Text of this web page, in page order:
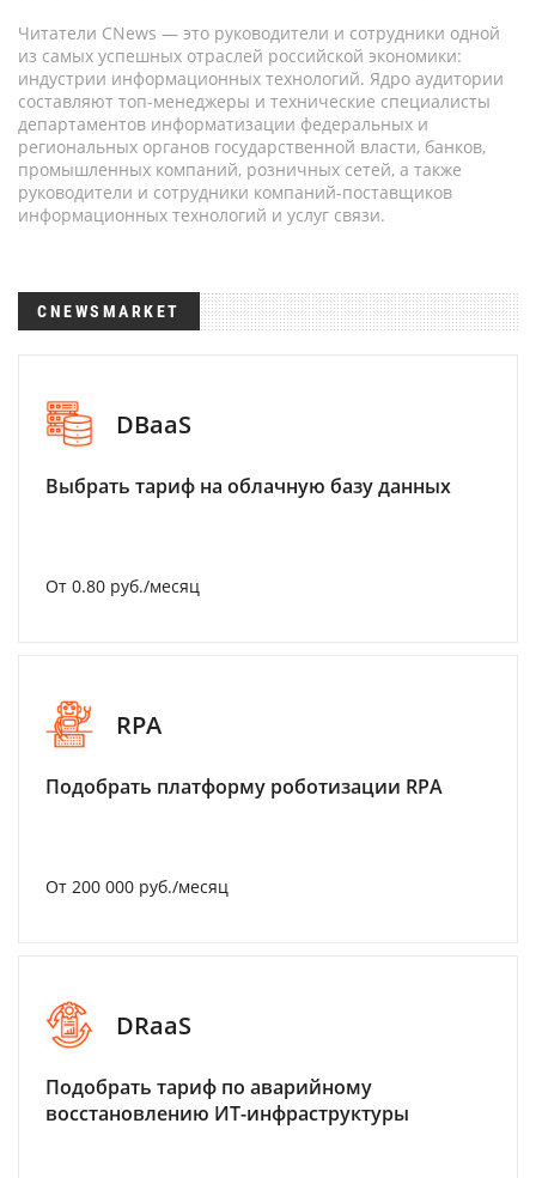
Читатели CNews — это руководители и сотрудники одной
из самых успешных отраслей российской экономики:
индустрии информационных технологий. Ядро аудитории
составляют топ-менеджеры и технические специалисты
департаментов информатизации федеральных и
региональных органов государственной власти, банков,
промышленных компаний, розничных сетей, а также
руководители и сотрудники компаний-поставщиков
информационных технологий и услуг связи.
CNEWSMARKET
DBaaS
Выбрать тариф на облачную базу данных
От 0.80 руб./месяц
RPA
Подобрать платформу роботизации RPA
От 200 000 руб./месяц
DRaaS
Подобрать тариф по аварийному
восстановлению ИТ-инфраструктуры